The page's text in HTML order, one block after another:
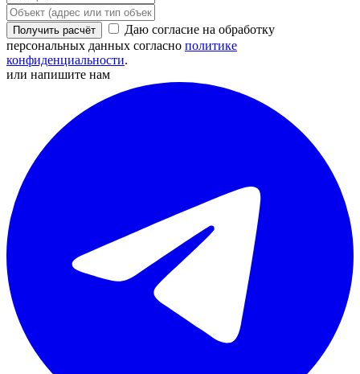
Получить расчёт
Даю согласие на обработку
персональных данных согласно политике
конфиденциальности.
или напишите нам